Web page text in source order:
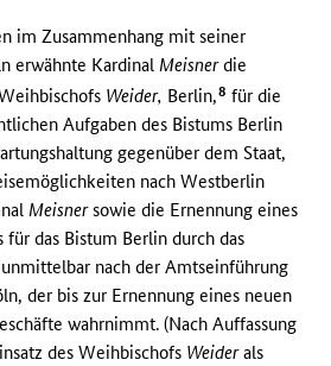
im Zusammenhang mit seiner
erwähnte KardinalMeisnerdie
Weider, Berlin,8 für die
Aufgaben des Bistums Berlin
gegenüber dem Staat,
nach Westberlin
Meisnersowie die Ernennung eines
für das Bistum Berlin durch das
nach der Amtseinführung
der bis zur Ernennung eines neuen
wahrnimmt. (Nach Auffassung
des Weihbischofs Weiderals